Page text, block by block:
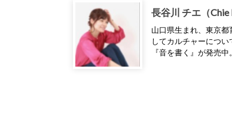
長谷川 チエ（Chie
山口県生まれ、東京都
してカルチャーにつ
『音を書く』が発売